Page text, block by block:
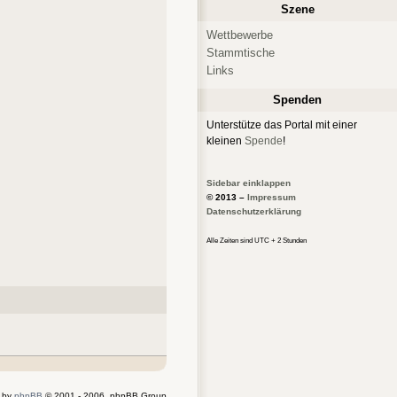
Szene
Wettbewerbe
Stammtische
Links
Spenden
Unterstütze das Portal mit einer
kleinen Spende!
Sidebar einklappen
© 2013 – Impressum
Datenschutzerklärung
Alle Zeiten sind UTC + 2 Stunden